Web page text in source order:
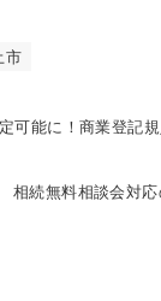
市
可能に！商業登記
相続無料相談会対